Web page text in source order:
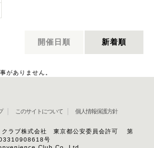
開催日順 新着順
がありません。
このサイトについて 個人情報保護方針
クラブ株式会社 東京都公安委員会許可 第
号